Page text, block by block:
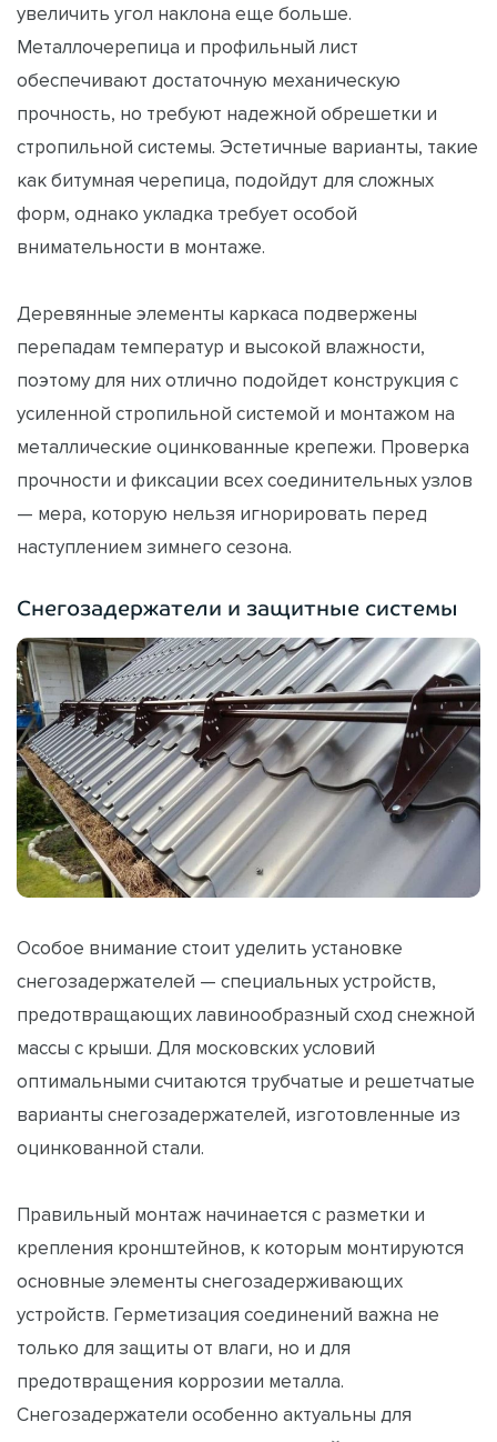
увеличить угол наклона еще больше.
Металлочерепица и профильный лист
обеспечивают достаточную механическую
прочность, но требуют надежной обрешетки и
стропильной системы. Эстетичные варианты, такие
как битумная черепица, подойдут для сложных
форм, однако укладка требует особой
внимательности в монтаже.
Деревянные элементы каркаса подвержены
перепадам температур и высокой влажности,
поэтому для них отлично подойдет конструкция с
усиленной стропильной системой и монтажом на
металлические оцинкованные крепежи. Проверка
прочности и фиксации всех соединительных узлов
— мера, которую нельзя игнорировать перед
наступлением зимнего сезона.
Снегозадержатели и защитные системы
Особое внимание стоит уделить установке
снегозадержателей — специальных устройств,
предотвращающих лавинообразный сход снежной
массы с крыши. Для московских условий
оптимальными считаются трубчатые и решетчатые
варианты снегозадержателей, изготовленные из
оцинкованной стали.
Правильный монтаж начинается с разметки и
крепления кронштейнов, к которым монтируются
основные элементы снегозадерживающих
устройств. Герметизация соединений важна не
только для защиты от влаги, но и для
предотвращения коррозии металла.
Снегозадержатели особенно актуальны для